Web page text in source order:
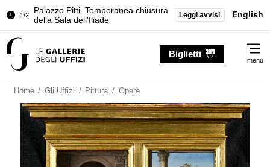
1/2
Palazzo Pitti. Temporanea chiusura
della Sala dell'Iliade
Granduchi
della Sala dell'Iliade
2/2
Granduchi
Leggi avvisi English
Biglietti
menu
Home / Gli Uffizi / Pittura / Opere